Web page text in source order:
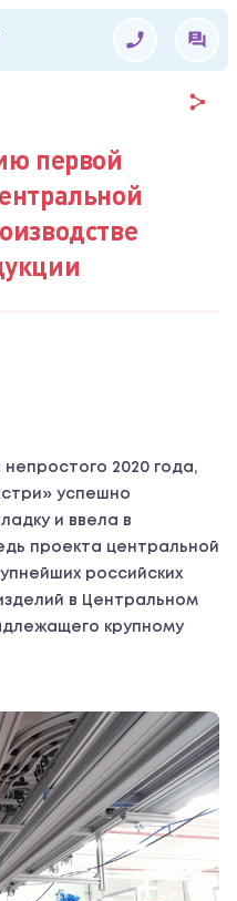
первой
2020 года,
успешно
и ввела в
проекта центральной
российских
в Центральном
крупному